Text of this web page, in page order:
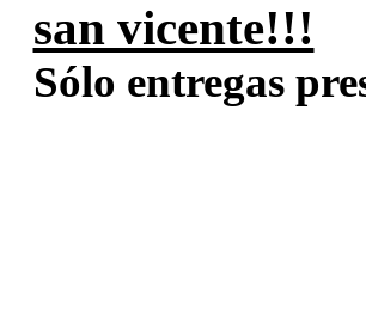
san vicente!!!
Sólo entregas